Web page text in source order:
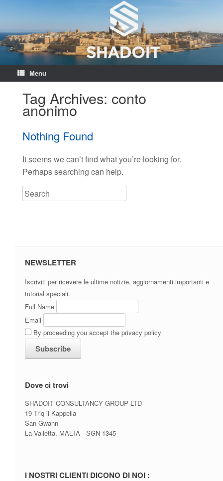
Menu
Tag Archives: conto
anonimo
Nothing Found
It seems we can’t find what you’re looking for.
Perhaps searching can help.
NEWSLETTER
Iscriviti per ricevere le ultime notizie, aggiornamenti importanti e
tutorial speciali.
Full Name
Email
By proceeding you accept the privacy policy
Dove ci trovi
SHADOIT CONSULTANCY GROUP LTD
19 Triq il-Kappella
San Gwann
La Valletta, MALTA - SGN 1345
I NOSTRI CLIENTI DICONO DI NOI :